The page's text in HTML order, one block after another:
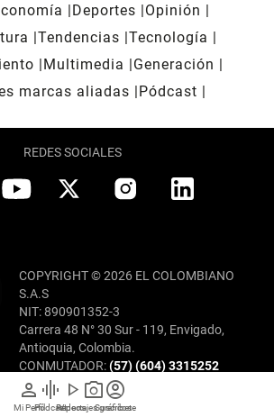
person
Mi Perfil
graphic_eq
Pódcast
play_arrow
Videos
photo_camera
Reportajes gráficos
account_circle
Suscríbete
Deportes
Opinión
Tendencias Tecnología
Multimedia
Generación
marcas aliadas
Pódcast
REDES SOCIALES
COPYRIGHT © 2026 EL COLOMBIANO
S.A.S
NIT: 890901352-3
Carrera 48 N° 30 Sur - 119, Envigado,
Antioquia, Colombia.
CONMUTADOR:(57) (604) 3315252
ATENCIÓN AL CLIENTE:
3393333